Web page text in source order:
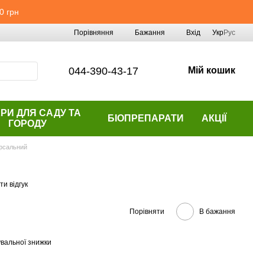
грн
Порівняння Бажання Вхід УкрРус
044-390-43-17 Мій кошик
ДЛЯ САДУ ТА
ГОРОДУ
БІОПРЕПАРАТИ АКЦІЇ
відгук
Порівняти В бажання
знижки